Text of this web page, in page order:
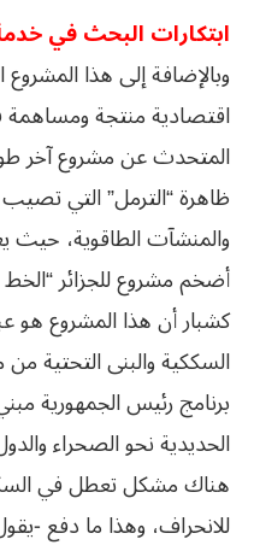
ابتكارات البحث في
وبالإضافة إلى هذا
اقتصادية منتجة
المتحدث عن مشروع آخر
ظاهرة “الترمل” التي
والمنشآت الطاقوية،
أضخم مشروع للجزائر
كشبار أن هذا المشروع هو
السككية والبنى التحتية
برنامج رئيس الجمهورية
الحديدية نحو الصحراء
هناك مشكل تعطل في
للانحراف، وهذا ما دفع -